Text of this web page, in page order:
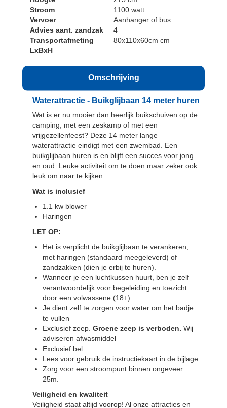
Stroom
1100 watt
Vervoer
Aanhanger of bus
Advies aant. zandzak
4
Transportafmeting
LxBxH
80x110x60cm cm
Omschrijving
Waterattractie - Buikglijbaan 14 meter huren
Wat is er nu mooier dan heerlijk buikschuiven op de
camping, met een zeskamp of met een
vrijgezellenfeest? Deze 14 meter lange
waterattractie eindigt met een zwembad. Een
buikglijbaan huren is en blijft een succes voor jong
en oud. Leuke activiteit om te doen maar zeker ook
leuk om naar te kijken.
Wat is inclusief
1.1 kw blower
Haringen
LET OP:
Het is verplicht de buikglijbaan te verankeren,
met haringen (standaard meegeleverd) of
zandzakken (dien je erbij te huren).
Wanneer je een luchtkussen huurt, ben je zelf
verantwoordelijk voor begeleiding en toezicht
door een volwassene (18+).
Je dient zelf te zorgen voor water om het badje
te vullen
Exclusief zeep. Groene zeep is verboden. Wij
adviseren afwasmiddel
Exclusief bel
Lees voor gebruik de instructiekaart in de bijlage
Zorg voor een stroompunt binnen ongeveer
25m.
Veiligheid en kwaliteit
Veiligheid staat altijd voorop! Al onze attracties en